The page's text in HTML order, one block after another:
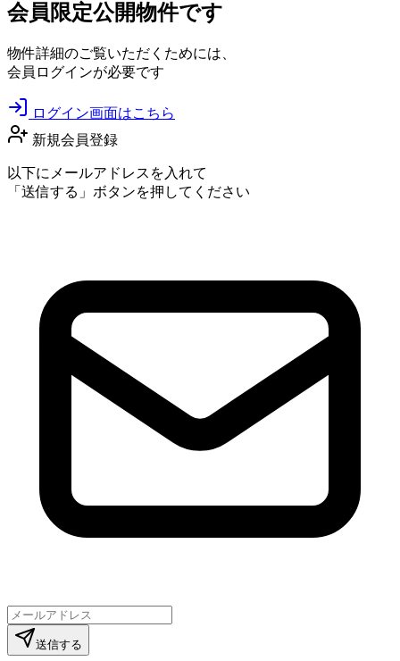
会員限定公開物件です
物件詳細のご覧いただくためには、
会員ログインが必要です
ログイン画面はこちら
新規会員登録
以下にメールアドレスを入れて
「送信する」ボタンを押してください
送信する